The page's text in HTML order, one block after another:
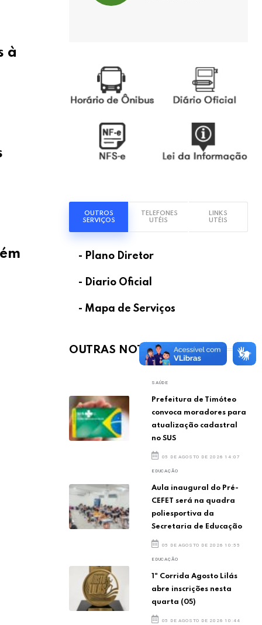
à
OUTROS
SERVIÇOS
TELEFONES
UTÉIS
LINKS
UTÉIS
- Plano Diretor
- Diario Oficial
- Mapa de Serviços
OUTRAS NOTÍCIAS
SAÚDE
Prefeitura de Timóteo
convoca moradores para
atualização cadastral
no SUS
05 DE AGOSTO DE 2026 14:07
EDUCAÇÃO
Aula inaugural do Pré-
CEFET será na quadra
poliesportiva da
Secretaria de Educação
05 DE AGOSTO DE 2026 10:55
EDUCAÇÃO
1ª Corrida Agosto Lilás
abre inscrições nesta
quarta (05)
05 DE AGOSTO DE 2026 10:44